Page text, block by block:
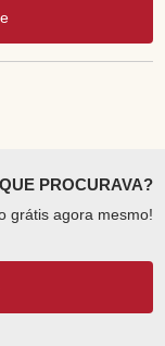
PROCURAVA?
grátis agora mesmo!